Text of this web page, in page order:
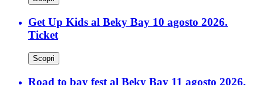
Get Up Kids al Beky Bay 10 agosto 2026.
Ticket
Scopri
Road to bay fest al Beky Bay 11 agosto 2026.